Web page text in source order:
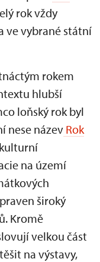
rok vždy
ve vybrané státní
rokem
hlubší
loňský rok byl
nese název Rok
na území
široký
Kromě
velkou část
na výstavy,